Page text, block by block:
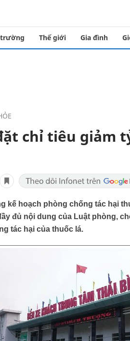
Thế giới Gia đình
chỉ tiêu giảm
kế hoạch phòng chống tác hại
đủ nội dung của Luật phòng,
tác hại của thuốc lá.